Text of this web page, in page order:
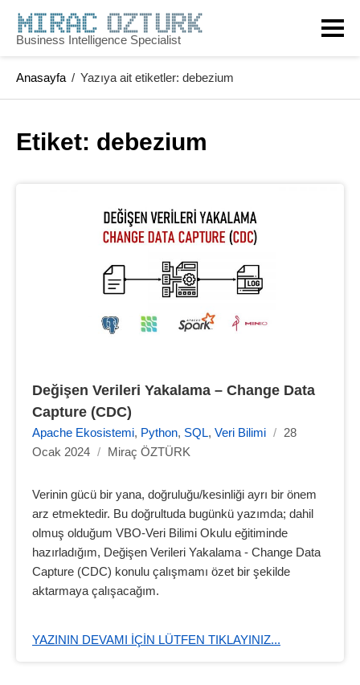
content
Business Intelligence Specialist
Anasayfa / Yazıya ait etiketler: debezium
Etiket: debezium
Değişen Verileri Yakalama – Change Data
Capture (CDC)
Apache Ekosistemi, Python, SQL, Veri Bilimi / 28
Ocak 2024 / Miraç ÖZTÜRK
Verinin gücü bir yana, doğruluğu/kesinliği ayrı bir önem
arz etmektedir. Bu doğrultuda bugünkü yazımda; dahil
olmuş olduğum VBO-Veri Bilimi Okulu eğitiminde
hazırladığım, Değişen Verileri Yakalama - Change Data
Capture (CDC) konulu çalışmamı özet bir şekilde
aktarmaya çalışacağım.
YAZININ DEVAMI IÇIN LÜTFEN TIKLAYINIZ...